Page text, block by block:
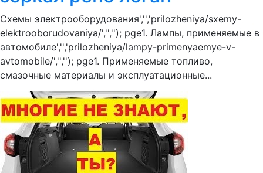
Схемы электрооборудования','','prilozheniya/sxemy-
elektrooborudovaniya/','',''); pge1. Лампы, применяемые в
автомобиле','','prilozheniya/lampy-primenyaemye-v-
avtomobile/','',''); pge1. Применяемые топливо,
смазочные материалы и эксплуатационные...